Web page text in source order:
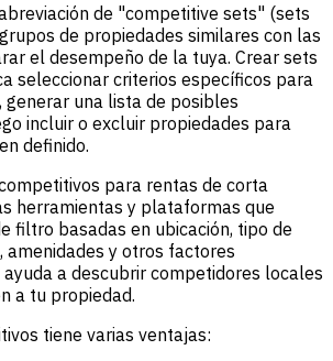
de "competitive sets" (sets
de propiedades similares con las
el desempeño de la tuya. Crear sets
seleccionar criterios específicos para
una lista de posibles
incluir o excluir propiedades para
definido.
para rentas de corta
herramientas y plataformas que
filtro basadas en ubicación, tipo de
amenidades y otros factores
a descubrir competidores locales
a tu propiedad.
tiene varias ventajas: